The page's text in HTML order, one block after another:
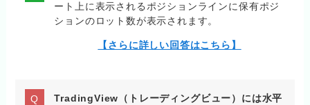
ート上に表示されるポジションラインに保有ポジ
ションのロット数が表示されます。
【さらに詳しい回答はこちら】
TradingView（トレーディングビュー）には水平